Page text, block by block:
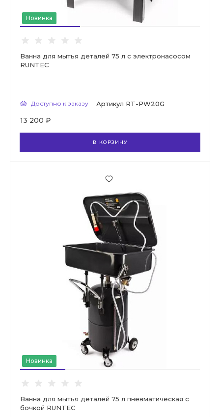
Новинка
Ванна для мытья деталей 75 л с электронасосом
RUNTEC
Доступно к заказу Артикул RT-PW20G
13 200 ₽
В КОРЗИНУ
Новинка
Ванна для мытья деталей 75 л пневматическая с
бочкой RUNTEC